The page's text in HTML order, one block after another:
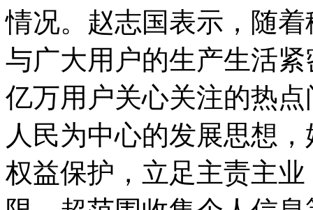
情况。赵志国表示，随
与广大用户的生产生活
亿万用户关心关注的热
人民为中心的发展思想
权益保护，立足主责主